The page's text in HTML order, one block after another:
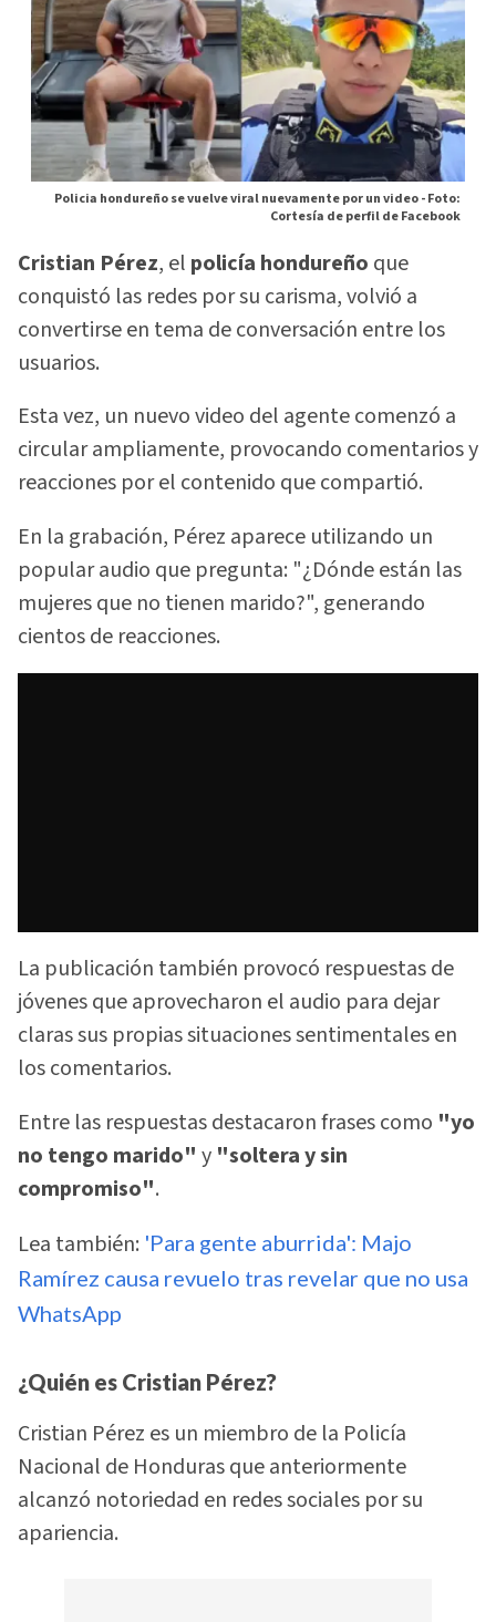
Policia hondureño se vuelve viral nuevamente por un video -Foto:
Cortesía de perfil de Facebook
Cristian Pérez, el policía hondureño que
conquistó las redes por su carisma, volvió a
convertirse en tema de conversación entre los
usuarios.
Esta vez, un nuevo video del agente comenzó a
circular ampliamente, provocando comentarios y
reacciones por el contenido que compartió.
En la grabación, Pérez aparece utilizando un
popular audio que pregunta: "¿Dónde están las
mujeres que no tienen marido?", generando
cientos de reacciones.
La publicación también provocó respuestas de
jóvenes que aprovecharon el audio para dejar
claras sus propias situaciones sentimentales en
los comentarios.
Entre las respuestas destacaron frases como "yo
no tengo marido" y "soltera y sin
compromiso".
Lea también: 'Para gente aburrida': Majo
Ramírez causa revuelo tras revelar que no usa
WhatsApp
¿Quién es Cristian Pérez?
Cristian Pérez es un miembro de la Policía
Nacional de Honduras que anteriormente
alcanzó notoriedad en redes sociales por su
apariencia.